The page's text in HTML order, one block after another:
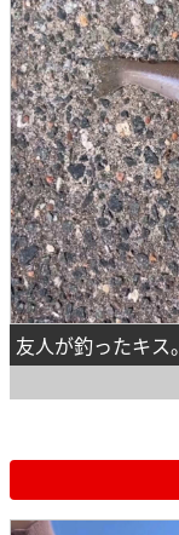
友人が釣ったキス。